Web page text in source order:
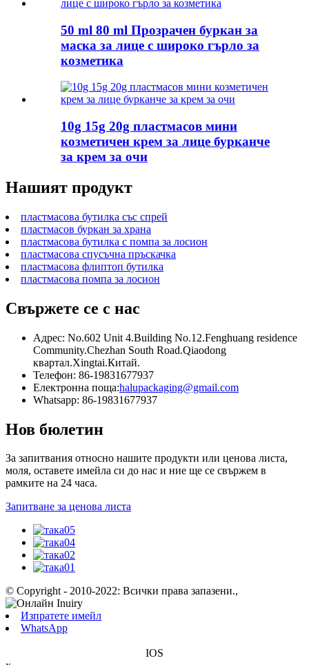
50 ml 80 ml Прозрачен буркан за
маска за лице с широко гърло за
козметика
10g 15g 20g пластмасов мини
козметичен крем за лице бурканче
за крем за очи
Нашият продукт
пластмасова бутилка със спрей
пластмасов буркан за храна
пластмасова бутилка с помпа за лосион
пластмасова спусъчна пръскачка
пластмасова флиптоп бутилка
пластмасова помпа за лосион
Свържете се с нас
Адрес: No.602 Unit 4.Building No.12.Fenghuang residence
Community.Chezhan South Road.Qiaodong
квартал.Xingtai.Китай.
Телефон: 86-19831677937
Електронна поща:halupackaging@gmail.com
Whatsapp: 86-19831677937
Нов бюлетин
За запитвания относно нашите продукти или ценова листа,
моля, оставете имейла си до нас и ние ще се свържем в
рамките на 24 часа.
Запитване за ценова листа
© Copyright - 2010-2022: Всички права запазени.,
Изпратете имейл
WhatsApp
IOS